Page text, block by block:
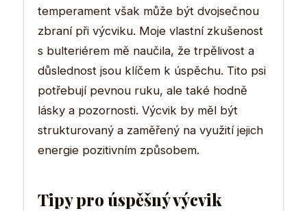
temperament však může být dvojsečnou
zbraní při výcviku. Moje vlastní zkušenost
s bulteriérem mě naučila, že trpělivost a
důslednost jsou klíčem k úspěchu. Tito psi
potřebují pevnou ruku, ale také hodně
lásky a pozornosti. Výcvik by měl být
strukturovaný a zaměřený na využití jejich
energie pozitivním způsobem.
Tipy pro úspěšný výcvik